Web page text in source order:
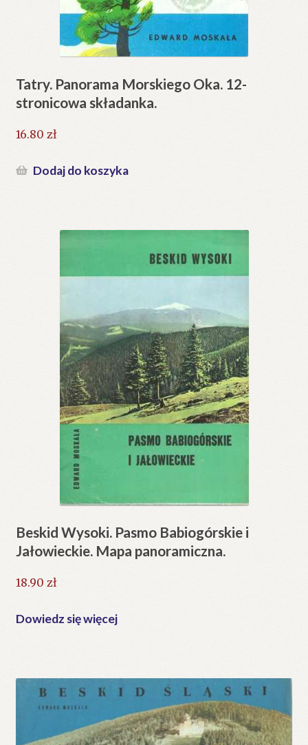
Tatry. Panorama Morskiego Oka. 12-
stronicowa składanka.
16.80 zł
Dodaj do koszyka
Beskid Wysoki. Pasmo Babiogórskie i
Jałowieckie. Mapa panoramiczna.
18.90 zł
Dowiedz się więcej